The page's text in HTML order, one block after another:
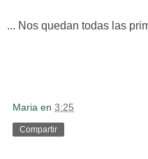
... Nos quedan todas las
Maria en 3:25
Compartir